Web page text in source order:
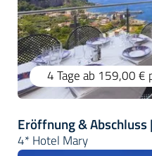
4 Tageab 159,00 €
Eröffnung & Abschluss
4* Hotel Mary